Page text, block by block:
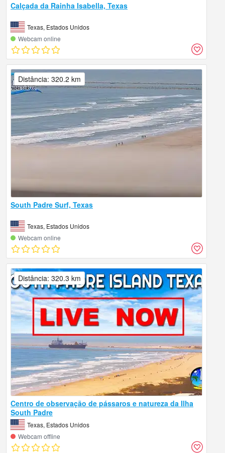
Calçada da Rainha Isabella, Texas
Texas, Estados Unidos
Webcam online
South Padre Surf, Texas
Texas, Estados Unidos
Webcam online
Distância: 320.2 km
Centro de observação de pássaros e natureza da Ilha
South Padre
Texas, Estados Unidos
Webcam offline
Distância: 320.3 km